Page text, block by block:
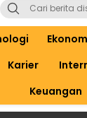
Karier
Keuangan